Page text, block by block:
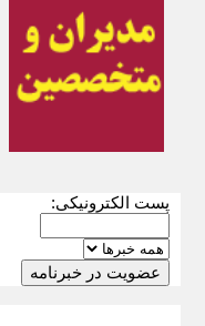
پست الکترونیکی: